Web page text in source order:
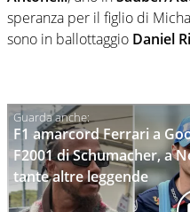
speranza per il figlio di
sono in ballottaggio Daniel
F1 amarcord Ferrari a
F2001 di Schumacher, a
tante altre leggende